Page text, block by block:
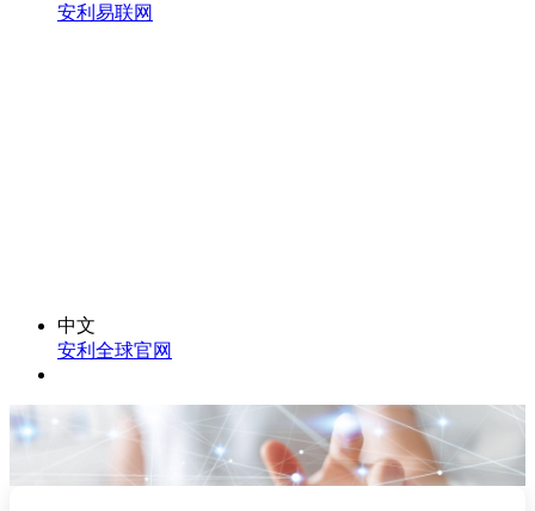
安利易联网
中文
安利全球官网